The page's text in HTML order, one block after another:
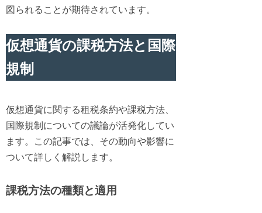
図られることが期待されています。
仮想通貨の課税方法と国際
規制
仮想通貨に関する租税条約や課税方法、
国際規制についての議論が活発化してい
ます。この記事では、その動向や影響に
ついて詳しく解説します。
課税方法の種類と適用